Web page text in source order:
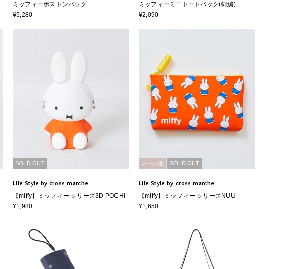
ミッフィーボストンバッグ
¥5,280
ミッフィーミニトートバッグ(刺繍)
¥2,090
SOLD OUT
Life Style by cross marche
【miffy】ミッフィー シリーズ3D POCHI
¥1,980
メール便 SOLD OUT
Life Style by cross marche
【miffy】ミッフィー シリーズNUU
¥1,650